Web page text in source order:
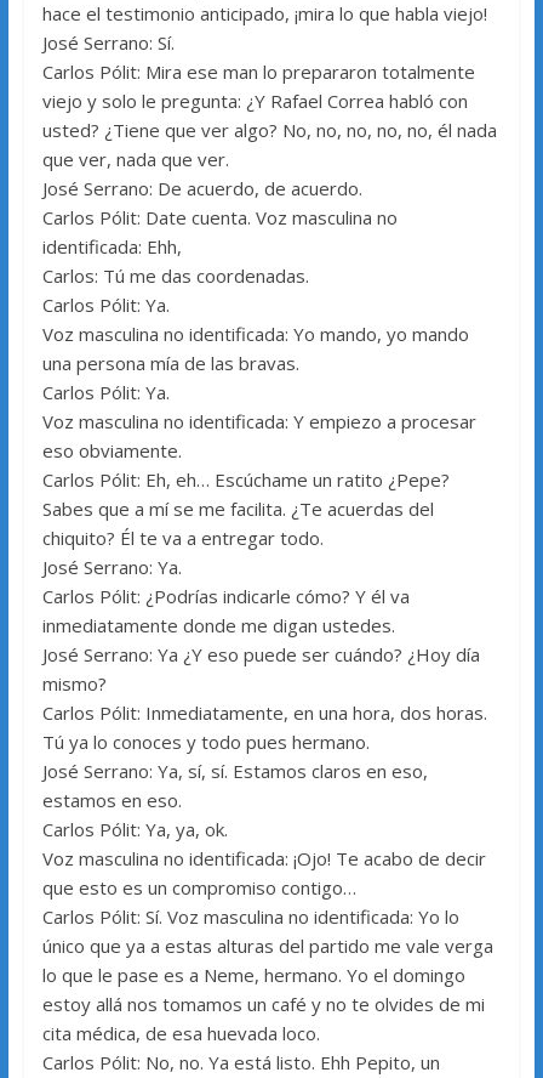
hace el testimonio anticipado, ¡mira lo que habla viejo!
José Serrano: Sí.
Carlos Pólit: Mira ese man lo prepararon totalmente
viejo y solo le pregunta: ¿Y Rafael Correa habló con
usted? ¿Tiene que ver algo? No, no, no, no, no, él nada
que ver, nada que ver.
José Serrano: De acuerdo, de acuerdo.
Carlos Pólit: Date cuenta. Voz masculina no
identificada: Ehh,
Carlos: Tú me das coordenadas.
Carlos Pólit: Ya.
Voz masculina no identificada: Yo mando, yo mando
una persona mía de las bravas.
Carlos Pólit: Ya.
Voz masculina no identificada: Y empiezo a procesar
eso obviamente.
Carlos Pólit: Eh, eh… Escúchame un ratito ¿Pepe?
Sabes que a mí se me facilita. ¿Te acuerdas del
chiquito? Él te va a entregar todo.
José Serrano: Ya.
Carlos Pólit: ¿Podrías indicarle cómo? Y él va
inmediatamente donde me digan ustedes.
José Serrano: Ya ¿Y eso puede ser cuándo? ¿Hoy día
mismo?
Carlos Pólit: Inmediatamente, en una hora, dos horas.
Tú ya lo conoces y todo pues hermano.
José Serrano: Ya, sí, sí. Estamos claros en eso,
estamos en eso.
Carlos Pólit: Ya, ya, ok.
Voz masculina no identificada: ¡Ojo! Te acabo de decir
que esto es un compromiso contigo…
Carlos Pólit: Sí. Voz masculina no identificada: Yo lo
único que ya a estas alturas del partido me vale verga
lo que le pase es a Neme, hermano. Yo el domingo
estoy allá nos tomamos un café y no te olvides de mi
cita médica, de esa huevada loco.
Carlos Pólit: No, no. Ya está listo. Ehh Pepito, un